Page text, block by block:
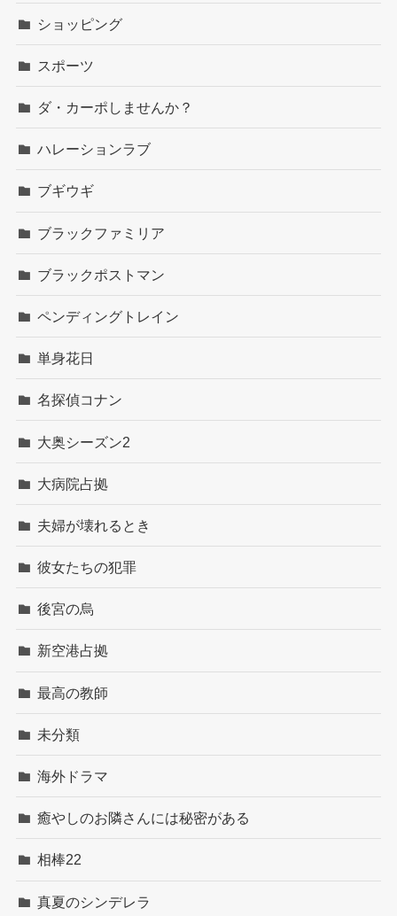
ショッピング
スポーツ
ダ・カーポしませんか？
ハレーションラブ
ブギウギ
ブラックファミリア
ブラックポストマン
ペンディングトレイン
単身花日
名探偵コナン
大奥シーズン2
大病院占拠
夫婦が壊れるとき
彼女たちの犯罪
後宮の烏
新空港占拠
最高の教師
未分類
海外ドラマ
癒やしのお隣さんには秘密がある
相棒22
真夏のシンデレラ